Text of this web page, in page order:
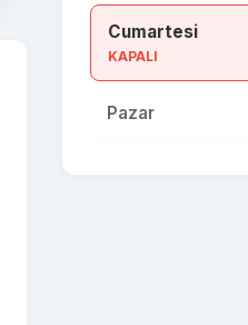
Cumartesi
KAPALI
Pazar